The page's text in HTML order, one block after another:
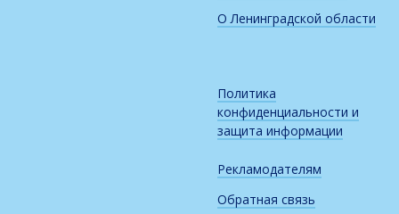
О Ленинградской области
Политика
конфиденциальности и
защита информации
Рекламодателям
Обратная связь